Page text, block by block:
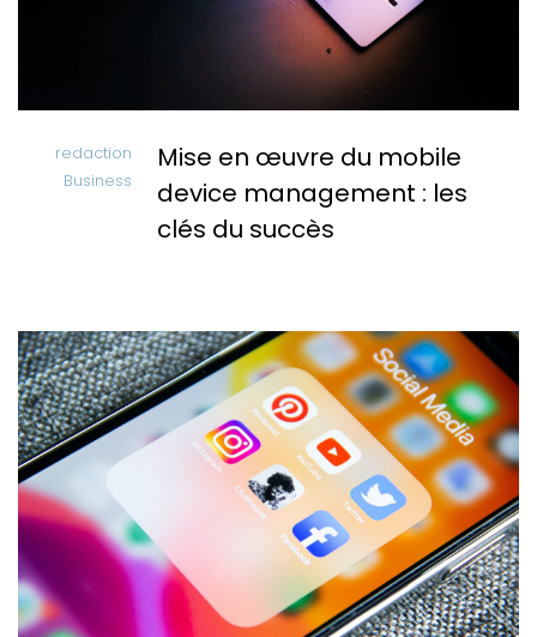
redaction
Business
Mise en œuvre du mobile
device management : les
clés du succès